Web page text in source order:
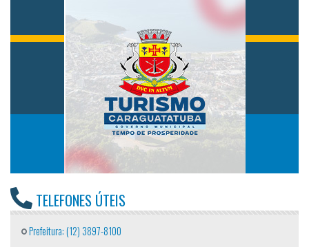
TELEFONES ÚTEIS
Prefeitura: (12) 3897-8100